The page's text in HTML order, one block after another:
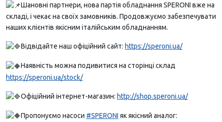
Шановні партнери, нова партія обладнання SPERONI вже на
складі, і чекає на своїх замовників. Продовжуємо забезпечувати
наших клієнтів якісним італійським обладнанням.
Відвідайте наш офіційний сайт: https://speroni.ua/
Наявність можна подивитися на сторінці склад
https://speroni.ua/stock/
Офіційний інтернет-магазин: http://shop.speroni.ua/
Пропонуємо насоси #SPERONI як якісний аналог: